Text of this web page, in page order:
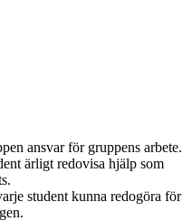
ansvar för gruppens arbete.
ärligt redovisa hjälp som
student kunna redogöra för